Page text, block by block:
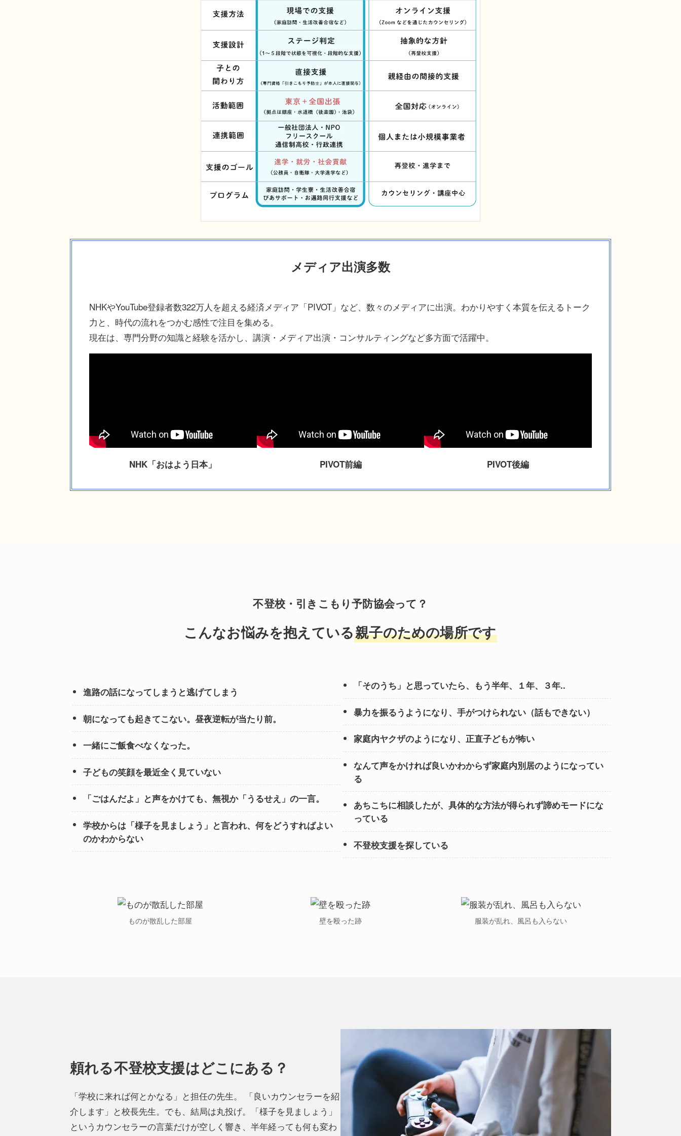
メディア出演多数
NHKやYouTube登録者数322万人を超える経済メディア「PIVOT」など、数々のメディアに出演。わかりやすく本質を伝えるトーク
力と、時代の流れをつかむ感性で注目を集める。
現在は、専門分野の知識と経験を活かし、講演・メディア出演・コンサルティングなど多方面で活躍中。
NHK「おはよう日本」 PIVOT前編 PIVOT後編
不登校・引きこもり予防協会って？
こんなお悩みを抱えている親子のための場所です
進路の話になってしまうと逃げてしまう
朝になっても起きてこない。昼夜逆転が当たり前。
一緒にご飯食べなくなった。
子どもの笑顔を最近全く見ていない
「ごはんだよ」と声をかけても、無視か「うるせえ」の一言。
学校からは「様子を見ましょう」と言われ、何をどうすればよい
のかわからない
「そのうち」と思っていたら、もう半年、１年、３年..
暴力を振るうようになり、手がつけられない（話もできない）
家庭内ヤクザのようになり、正直子どもが怖い
なんて声をかければ良いかわからず家庭内別居のようになってい
る
あちこちに相談したが、具体的な方法が得られず諦めモードにな
っている
不登校支援を探している
ものが散乱した部屋 壁を殴った跡 服装が乱れ、風呂も入らない
頼れる不登校支援はどこにある？
「学校に来れば何とかなる」と担任の先生。 「良いカウンセラーを紹
介します」と校長先生。でも、結局は丸投げ。「様子を見ましょう」
というカウンセラーの言葉だけが空しく響き、半年経っても何も変わ